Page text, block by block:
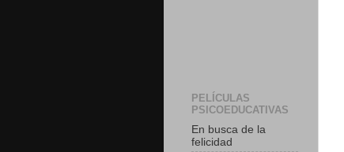
PELÍCULAS
PSICOEDUCATIVAS
En busca de la
felicidad